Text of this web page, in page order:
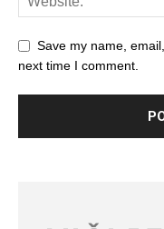
Save my name,
next time I comment.